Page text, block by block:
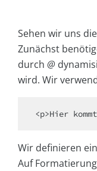
Sehen wir uns
Zunächst
durch @
wird. Wir
Wir definieren
Auf